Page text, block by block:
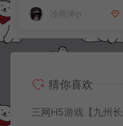
+视频教程
冷雨泽ღ
猜你喜欢